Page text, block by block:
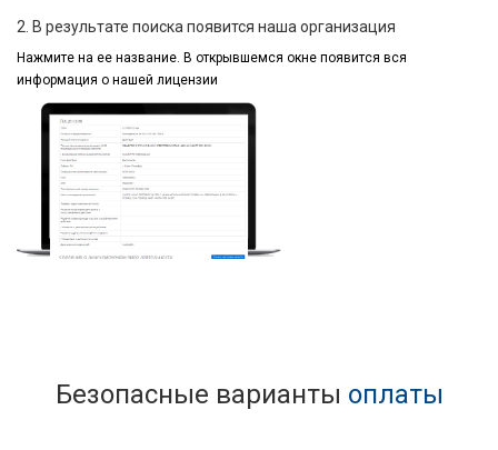
2. В результате поиска появится наша организация
Нажмите на ее название. В открывшемся окне появится вся
информация о нашей лицензии
Безопасные варианты оплаты